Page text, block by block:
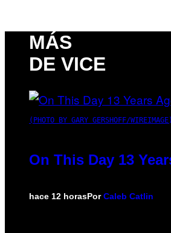
MÁS
DE VICE
(PHOTO BY GARY GERSHOFF/WIREIMAGE)
On This Day 13
hace 12 horasPorCaleb Catlin